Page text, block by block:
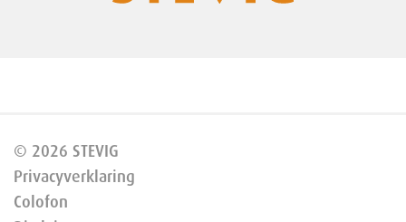
© 2026 STEVIG
Privacyverklaring
Colofon